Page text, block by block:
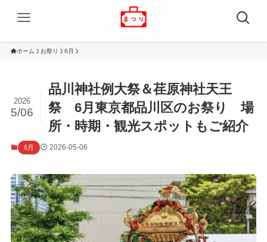
ホーム お祭り 6月
品川神社例大祭＆荏原神社天王
祭 6月東京都品川区のお祭り 場
所・時期・観光スポットもご紹介
2026
5/06
6月 2026-05-06